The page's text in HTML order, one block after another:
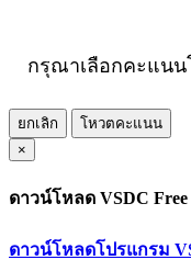
กรุณาเลือกคะแนน
ยกเลิก
โหวตคะแนน
×
ดาวน์โหลด VSDC Free
ดาวน์โหลดโปรแกรม